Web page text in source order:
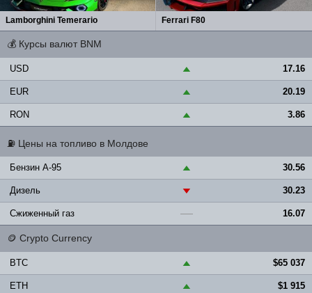
Lamborghini Temerario Ferrari F80
💰 Курсы валют BNM
USD ▲ 17.16
EUR ▲ 20.19
RON ▲ 3.86
⛽ Цены на топливо в Молдове
Бензин A-95 ▲ 30.56
Дизель ▼ 30.23
Сжиженный газ — 16.07
🪙 Crypto Currency
BTC ▲ $65 037
ETH ▲ $1 915